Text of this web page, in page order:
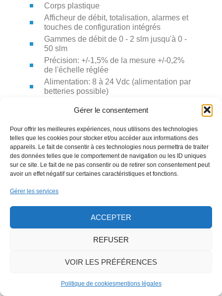
Gérer le consentement
Pour offrir les meilleures expériences, nous utilisons des technologies
telles que les cookies pour stocker et/ou accéder aux informations des
appareils. Le fait de consentir à ces technologies nous permettra de traiter
des données telles que le comportement de navigation ou les ID uniques
sur ce site. Le fait de ne pas consentir ou de retirer son consentement peut
avoir un effet négatif sur certaines caractéristiques et fonctions.
Gérer les services
ACCEPTER
REFUSER
VOIR LES PRÉFÉRENCES
Politique de cookiesmentions légales
Corps plastique
Afficheur de débit, totalisation, alarmes et
touches de configuration intégrés
Gammes de débit de 0 - 2 slm jusqu'à 0 -
50 slm
Précision: +/-1,5% de la mesure +/-0,2%
de l'échelle réglée
Alimentation: 8 à 24 Vdc (alimentation par
betteries possible)
Temps de réponse configurable à partir de
10 ms
Très faible perte de charge
Etalonnage sur gaz suivant: Air, N2, O2,
CO2, N2O, Ar (autres sur demande)